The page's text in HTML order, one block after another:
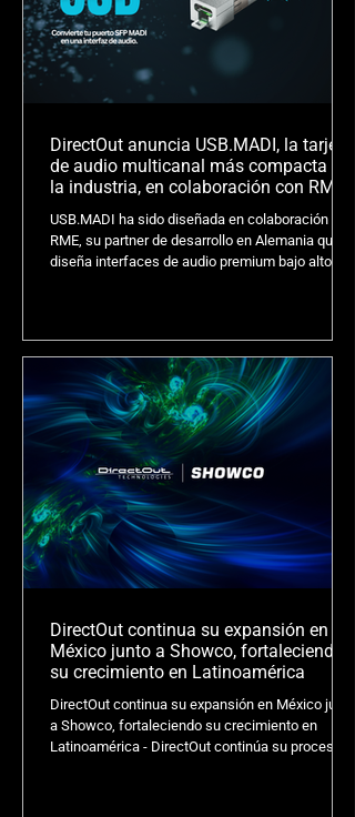
DirectOut anuncia USB.MADI, la tarjeta
de audio multicanal más compacta de
la industria, en colaboración con RME
USB.MADI ha sido diseñada en colaboración con
RME, su partner de desarrollo en Alemania que
diseña interfaces de audio premium bajo altos
es una interfaz de audio introducida en un
módulo SFP (Small Formfactor Pluggable), lo que
la convierte en la tarjeta de sonido multicanal
más compacta de la industria. Se puede instalar
directamente en cualqu
DirectOut continua su expansión en
México junto a Showco, fortaleciendo
su crecimiento en Latinoamérica
DirectOut continua su expansión en México junto
a Showco, fortaleciendo su crecimiento en
Latinoamérica - DirectOut continúa su proceso